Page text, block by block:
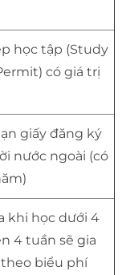
học tập (Study
có giá trị
giấy đăng ký
nước ngoài (có
khi học dưới 4
4 tuần sẽ gia
theo biểu phí